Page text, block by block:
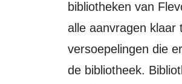
bibliotheken van
alle aanvragen klaar
versoepelingen die
de bibliotheek.